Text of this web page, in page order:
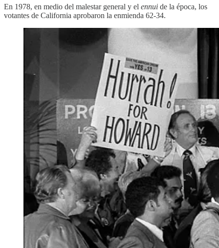
En 1978, en medio del malestar general y el ennui de la época, los
votantes de California aprobaron la enmienda 62-34.